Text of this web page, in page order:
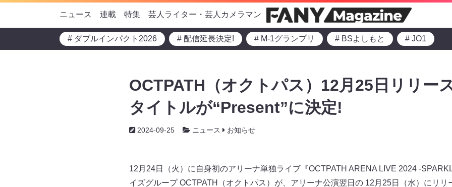
ニュース 連載 特集 芸人ライター・芸人カメラマン
# ダブルインパクト2026 # 配信延長決定! # M-1グランプリ # BSよしもと # JO1
OCTPATH（オクトパス）12月25日リリー
タイトルが“Present”に決定!
2024-09-25 ニュース お知らせ
12⽉24⽇（⽕）に⾃⾝初のアリーナ単独ライブ『OCTPATH ARENA LIVE 2024 -
イズグループ OCTPATH（オクトパス）が、アリーナ公演翌⽇の 12⽉25⽇（⽔）にリリ